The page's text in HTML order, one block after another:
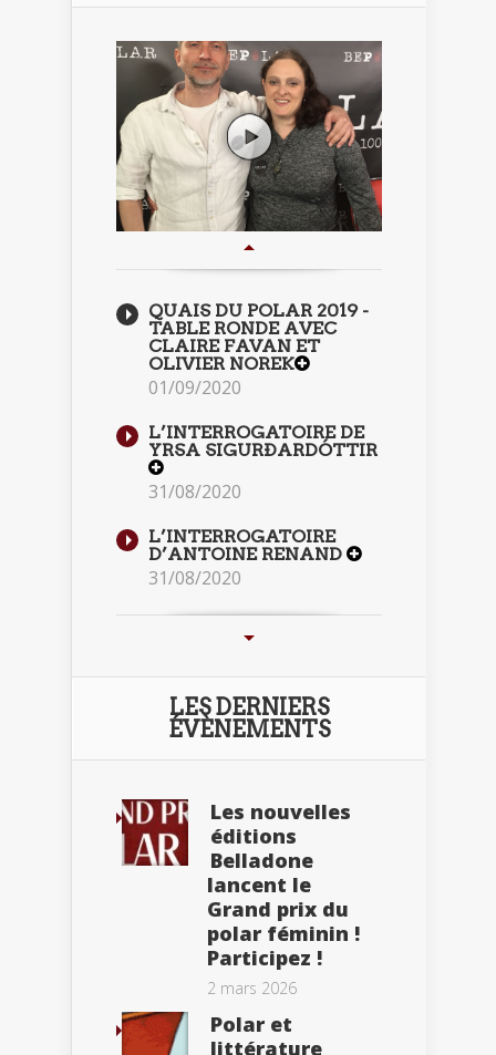
QUAIS DU POLAR 2019 -
TABLE RONDE AVEC
CLAIRE FAVAN ET
OLIVIER NOREK
01/09/2020
L’INTERROGATOIRE DE
YRSA SIGURÐARDÓTTIR
31/08/2020
L’INTERROGATOIRE
D’ANTOINE RENAND
31/08/2020
LES DERNIERS
ÉVÈNEMENTS
Les nouvelles
éditions
Belladone
lancent le
Grand prix du
polar féminin !
Participez !
2 mars 2026
Polar et
littérature